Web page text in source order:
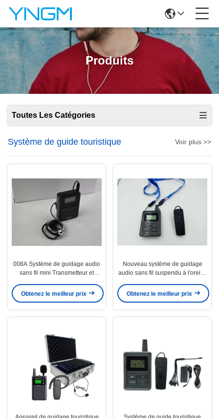
Produits
Toutes Les Catégories
Système de guide touristique Voir plus >>
008A Système de guidage audio
sans fil mini Transmetteur et
Obtenez le meilleur prix
Nouveau système de guidage
audio sans fil suspendu à l'oreille
Obtenez le meilleur prix